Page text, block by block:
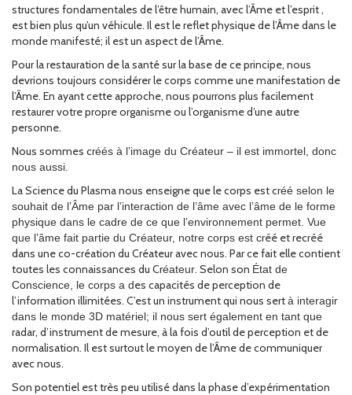
structures fondamentales de l’être humain, avec l’Âme et l’esprit ,
est bien plus qu’un véhicule. Il est le reflet physique de l’Âme dans le
monde manifesté; il est un aspect de l’Âme.
Pour la restauration de la santé sur la base de ce principe, nous
devrions toujours considérer le corps comme une manifestation de
l’Âme. En ayant cette approche, nous pourrons plus facilement
restaurer votre propre organisme ou l’organisme d’une autre
personne.
Nous sommes créés à l’image du Créateur – il est immortel, donc
nous aussi.
La Science du Plasma nous enseigne que le corps est créé selon le
souhait de l’Âme par l’interaction de l’âme avec l’âme de le forme
physique dans le cadre de ce que l’environnement permet. Vue
que l’âme fait partie du Créateur, notre corps est créé et recréé
dans une co-création du Créateur avec nous. Par ce fait elle contient
toutes les connaissances du Créateur. Selon son État de
Conscience, le corps a des capacités de perception de
l’information illimitées. C’est un instrument qui nous sertà interagir
dans le monde 3D matériel; il nous sert également en tant que
radar, d’instrument de mesure, à la fois d’outil de perception et de
normalisation. Il est surtout le moyen de l’Âme de communiquer
avec nous.
Son potentiel est très peu utilisé dans la phase d’expérimentation